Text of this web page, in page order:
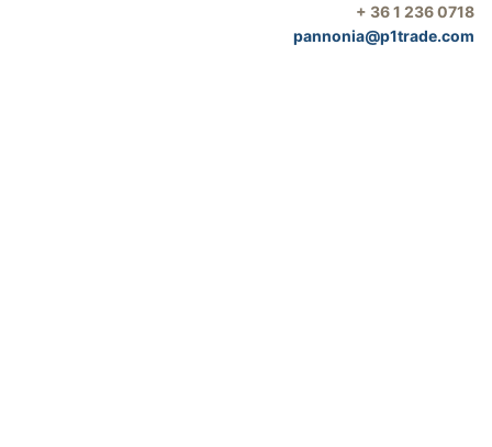
+ 36 1 236 0718
pannonia@p1trade.com